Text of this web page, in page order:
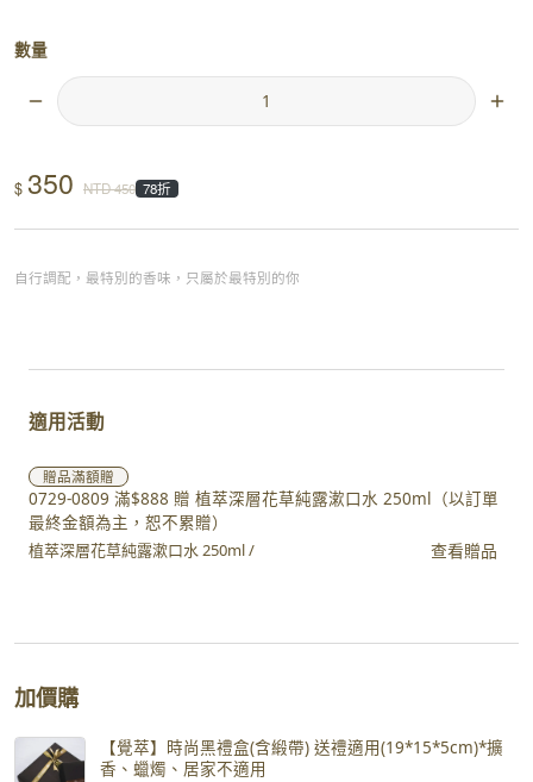
數量
$ 350 NTD450 78折
自行調配，最特別的香味，只屬於最特別的你
適用活動
贈品滿額贈
0729-0809 滿$888 贈 植萃深層花草純露漱口水 250ml（以訂單
最終金額為主，恕不累贈）
植萃深層花草純露漱口水 250ml /
查看贈品
加價購
【覺萃】時尚黑禮盒(含緞帶) 送禮適用(19*15*5cm)*擴
香、蠟燭、居家不適用